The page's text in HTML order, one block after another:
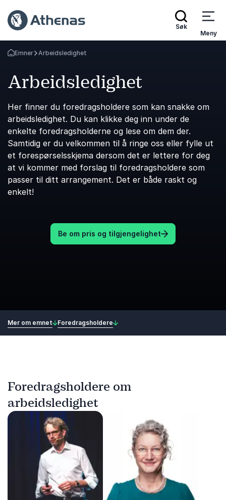
Søk
Meny
Gå tilbake til startsiden
Emner Arbeidsledighet
Arbeidsledighet
Her finner du foredragsholdere som kan snakke om
arbeidsledighet. Du kan klikke deg inn under de
enkelte foredragsholderne og lese om dem der.
Samtidig er du velkommen til å ringe oss eller fylle ut
et forespørselsskjema dersom det er lettere for deg
at vi kommer med forslag til foredragsholdere som
passer til ditt arrangement. Det er både raskt og
enkelt!
Be om pris og tilgjengelighet
Mer om emnet Foredragsholdere
Foredragsholdere om
arbeidsledighet